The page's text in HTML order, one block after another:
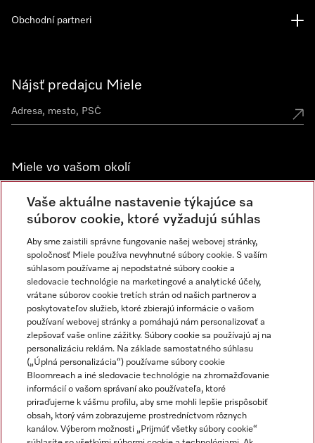
Nájsť predajcu Miele
Miele vo vašom okolí
Spoznajte predajne Miele
Newsletter
Obchodní partneri
Miele na Instagrame
Miele na YouTube
Vaše aktuálne nastavenie týkajúce sa
súborov cookie, ktoré vyžadujú súhlas
Aby sme zaistili správne fungovanie našej webovej stránky,
spoločnosť Miele používa nevyhnutné súbory cookie. S vaším
súhlasom používame aj nepodstatné súbory cookie a
sledovacie technológie na marketingové a analytické účely,
vrátane súborov cookie tretích strán od našich partnerov a
poskytovateľov služieb, ktoré zbierajú informácie o vašom
používaní webovej stránky a pomáhajú nám personalizovať a
zlepšovať vaše online zážitky. Súbory cookie sa používajú aj na
personalizáciu reklám. Na základe samostatného súhlasu
(„Úplná personalizácia“) používame súbory cookie
Bloomreach a iné sledovacie technológie na zhromažďovanie
informácií o vašom správaní ako používateľa, ktoré
priraďujeme k vášmu profilu, aby sme mohli lepšie prispôsobiť
obsah, ktorý vám zobrazujeme prostredníctvom rôznych
kanálov. Výberom možnosti „Prijmúť všetky súbory cookie“